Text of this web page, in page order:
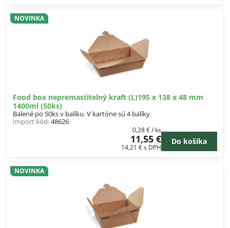
Food box nepremastitelný kraft (L)195 x 138 x 48 mm
1400ml (50ks)
NOVINKA
Balené po 50ks v balíku. V kartóne sú 4 balíky.
Import kód:48626
11,55 €
14,21 €s DPH
0,28 €/ ks
Do košíka
NOVINKA